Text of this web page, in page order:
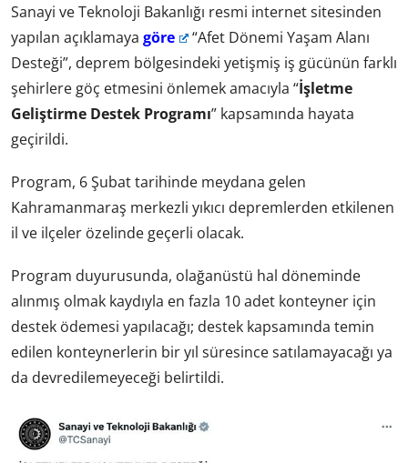
Sanayi ve Teknoloji Bakanlığı resmi internet sitesinden
yapılan açıklamaya göre
“Afet Dönemi Yaşam Alanı
Desteği”, deprem bölgesindeki yetişmiş iş gücünün farklı
şehirlere göç etmesini önlemek amacıyla “İşletme
Geliştirme Destek Programı” kapsamında hayata
geçirildi.
Program, 6 Şubat tarihinde meydana gelen
Kahramanmaraş merkezli yıkıcı depremlerden etkilenen
il ve ilçeler özelinde geçerli olacak.
Program duyurusunda, olağanüstü hal döneminde
alınmış olmak kaydıyla en fazla 10 adet konteyner için
destek ödemesi yapılacağı; destek kapsamında temin
edilen konteynerlerin bir yıl süresince satılamayacağı ya
da devredilemeyeceği belirtildi.